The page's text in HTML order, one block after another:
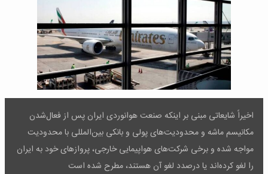
اخیراً شایعاتی مبنی بر اینکه صنعت هوانوردی ایران پس از فعال‌شدن
مکانیسم ماشه و محدودیت‌های پولی و بانکی بین‌المللی با محدودیت
مواجه شده و برخی شرکت‌های هواپیمایی خارجی، پروازهای خود به ایران
را لغو کرده‌اند یا درصدد لغو آن هستند، مطرح شده است